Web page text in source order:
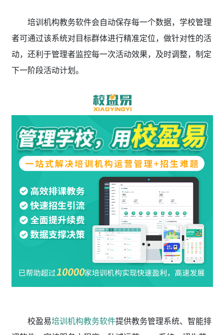
培训机构教务软件会自动保存每一个数据，学校管理
者可通过该系统对目标群体进行精准定位，做针对性的活
动，还利于管理者监控每一次活动效果，及时调整，制定
下一阶段活动计划。
校盈易培训机构教务软件提供教务管理系统、智能排